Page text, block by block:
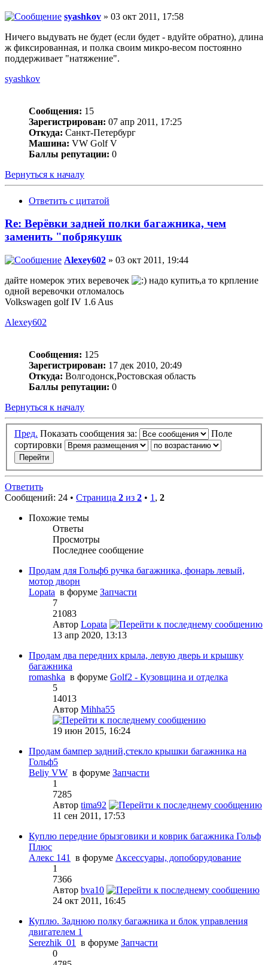
syashkov » 03 окт 2011, 17:58
Ничего выдувать не будет (если будет - вдуйте обратно), длина
ж фиксированная, и полка своим микро-весом постоянно
поддерживает "натяжение".
syashkov
Сообщения: 15
Зарегистрирован: 07 апр 2011, 17:25
Откуда: Санкт-Петербург
Машина: VW Golf V
Баллы репутации: 0
Вернуться к началу
Ответить с цитатой
Re: Верёвки задней полки багажника, чем
заменить "побрякушк
Alexey602 » 03 окт 2011, 19:44
дайте номерок этих веревочек
надо купить,а то крпление
одной веревочки отломалось
Volkswagen golf IV 1.6 Aus
Alexey602
Сообщения: 125
Зарегистрирован: 17 дек 2010, 20:49
Откуда: Волгодонск,Ростовская область
Баллы репутации: 0
Вернуться к началу
Пред. Показать сообщения за:
Поле
сортировки
Ответить
Сообщений: 24 • Страница 2 из 2 • 1 , 2
Похожие темы
Ответы
Просмотры
Последнее сообщение
Продам для Гольф6 ручка багажника, фонарь левый,
мотор дворн
Lopata в форуме Запчасти
7
21083
Автор Lopata
13 апр 2020, 13:13
Продам два передних крыла, левую дверь и крышку
багажника
romashka в форуме Golf2 - Кузовщина и отделка
5
14013
Автор Mihha55
19 июн 2015, 16:24
Продам бампер задний,стекло крышки багажника на
Гольф5
Beliy VW в форуме Запчасти
1
7285
Автор tima92
11 сен 2011, 17:53
Куплю передние брызговики и коврик багажника Гольф
Плюс
Алекс 141
в форуме Аксессуары, допоборудование
1
7366
Автор bva10
24 окт 2011, 16:45
Куплю. Заднюю полку багажника и блок управления
двигателем 1
Serezhik_01
в форуме Запчасти
0